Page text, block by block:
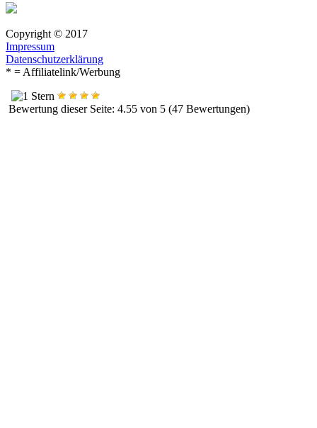
Copyright © 2017
Impressum
Datenschutzerklärung
* = Affiliatelink/Werbung
Bewertung dieser Seite: 4.55 von 5 (47 Bewertungen)